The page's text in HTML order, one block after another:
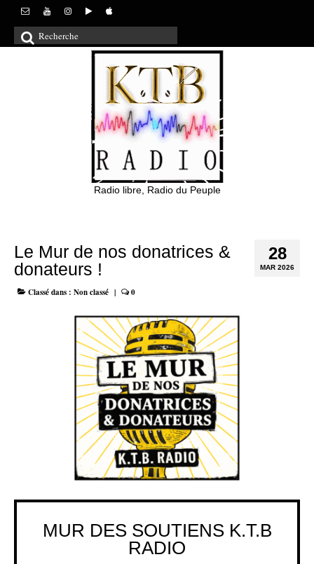
Rechercher
:
Radio libre, Radio du Peuple
28
MAR 2026
Le Mur de nos donatrices &
donateurs !
Classé dans : Non classé | 0
MUR DES SOUTIENS K.T.B
RADIO